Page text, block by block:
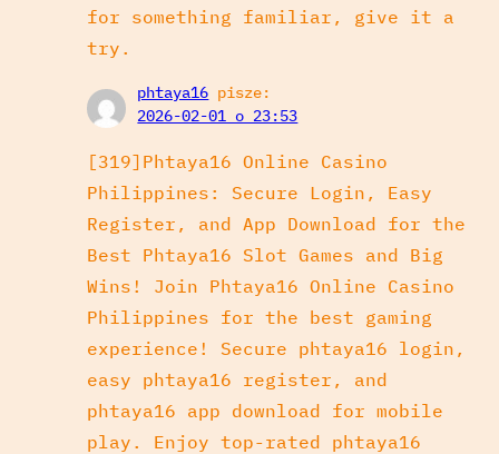
for something familiar, give it a
try.
phtaya16 pisze:
2026-02-01 o 23:53
[319]Phtaya16 Online Casino
Philippines: Secure Login, Easy
Register, and App Download for the
Best Phtaya16 Slot Games and Big
Wins! Join Phtaya16 Online Casino
Philippines for the best gaming
experience! Secure phtaya16 login,
easy phtaya16 register, and
phtaya16 app download for mobile
play. Enjoy top-rated phtaya16